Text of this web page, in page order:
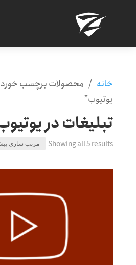
خانه / محصولات برچسب خورده
یوتیوب”
تبلیغات در
Showing all 5 results